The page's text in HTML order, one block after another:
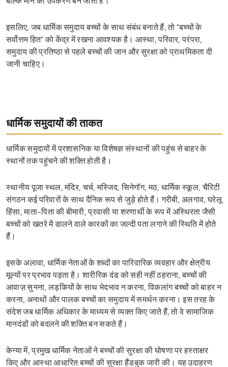
इसलिए, जब धार्मिक समुदाय बच्चों के साथ संबंध बनाते हैं, तो "बच्चों के
सर्वोत्तम हित" को केंद्र में रखना आवश्यक है। आस्था, परिवार, परंपरा,
समुदाय की प्रतिष्ठा से पहले बच्चों की जान और सुरक्षा को प्राथमिकता दी
जानी चाहिए।
धार्मिक समुदायों की ताकत
धार्मिक समुदायों में प्रशासनिक या विशेषज्ञ संस्थानों की पहुंच से बाहर के
स्थानों तक पहुंचने की शक्ति होती है।
स्थानीय पूजा स्थल, मंदिर, चर्च, मस्जिद, सिनेगॉग, मठ, धार्मिक स्कूल, चैरिटी
संगठन कई परिवारों के साथ दैनिक रूप से जुड़े होते हैं। गरीबी, अलगाव, घरेलू
हिंसा, माता-पिता की बीमारी, प्रवासी या शरणार्थी के रूप में अस्थिरता जैसी
बच्चों को खतरे में डालने वाले कारकों का जल्दी पता लगाने की स्थिति में होते
हैं।
इसके अलावा, धार्मिक नेताओं के शब्दों का पारिवारिक व्यवहार और क्षेत्रीय
मूल्यों पर प्रभाव पड़ता है। शारीरिक दंड को सही नहीं ठहराना, बच्चों की
आवाज़ सुनना, लड़कियों के साथ भेदभाव न करना, विकलांग बच्चों को बाहर न
करना, अनाथों और पालक बच्चों का समुदाय में समर्थन करना। इस तरह के
संदेश जब धार्मिक अधिकार के माध्यम से व्यक्त किए जाते हैं, तो वे सामाजिक
मानदंडों को बदलने की शक्ति बन सकते हैं।
केन्या में, प्रमुख धार्मिक नेताओं ने बच्चों की सुरक्षा की घोषणा पर हस्ताक्षर
किए और आस्था आधारित बच्चों की सुरक्षा हैंडबुक जारी की। यह उदाहरण